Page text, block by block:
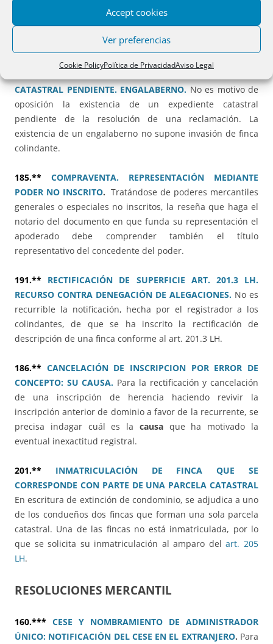
Accept cookies
Ver preferencias
Cookie PolicyPolítica de PrivacidadAviso Legal
cambio de uso a vivienda en Madrid y más en concreto en
ART. 199 LH. OPOSICIÓN DE COLINDANTES
CATASTRAL PENDIENTE. ENGALABERNO. No es motivo de
oposición la existencia de un expediente catastral
pendiente de la resolución de una reclamación. La
existencia de un engalaberno no supone invasión de finca
colindante.
185.** COMPRAVENTA. REPRESENTACIÓN MEDIANTE
PODER NO INSCRITO.Tratándose de poderes mercantiles
generales o especiales no inscritos, la reseña que haga el
notario del documento en que funda su representación el
apoderado debe comprender también el título
representativo del concedente del poder.
191.** RECTIFICACIÓN DE SUPERFICIE ART. 201.3 LH.
RECURSO CONTRA DENEGACIÓN DE ALEGACIONES. No es
recurrible la notificación, hecha por el registrador a los
colindantes, de que se ha inscrito la rectificación de
descripción de una finca conforme al art. 201.3 LH.
186.** CANCELACIÓN DE INSCRIPCION POR ERROR DE
CONCEPTO: SU CAUSA. Para la rectificación y cancelación
de una inscripción de herencia haciendo revivir la
inscripción anterior de dominio a favor de la recurrente, se
precisa indagar cuál es la causaque ha motivado la
eventual inexactitud registral.
201.** INMATRICULACIÓN DE FINCA QUE SE
CORRESPONDE CON PARTE DE UNA PARCELA CATASTRAL
En escritura de extinción de condominio, se adjudica a uno
de los condueños dos fincas que forman una sola parcela
catastral. Una de las fincas no está inmatriculada, por lo
que se solicita su inmatriculación al amparo delart. 205
LH.
RESOLUCIONES MERCANTIL
160.*** CESE Y NOMBRAMIENTO DE ADMINISTRADOR
ÚNICO: NOTIFICACIÓN DEL CESE EN EL EXTRANJERO. Para